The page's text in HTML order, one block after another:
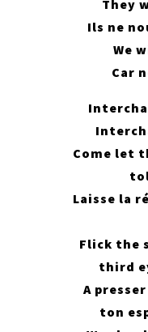
They
Ils ne
We
Car
Come let
Laisse la
Flick the
third
A
ton